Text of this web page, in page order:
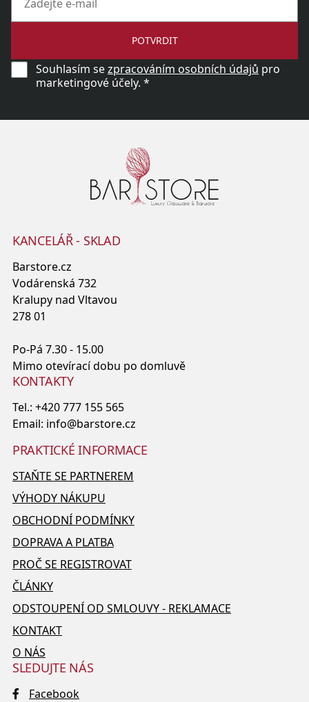
POTVRDIT
Souhlasím sezpracováním osobních údajů pro
marketingové účely. *
KANCELÁŘ - SKLAD
Barstore.cz
Vodárenská 732
Kralupy nad Vltavou
278 01
Po-Pá 7.30 - 15.00
Mimo otevírací dobu po domluvě
KONTAKTY
Tel.: +420 777 155 565
Email: info@barstore.cz
PRAKTICKÉ INFORMACE
STAŇTE SE PARTNEREM
VÝHODY NÁKUPU
OBCHODNÍ PODMÍNKY
DOPRAVA A PLATBA
PROČ SE REGISTROVAT
ČLÁNKY
ODSTOUPENÍ OD SMLOUVY - REKLAMACE
KONTAKT
O NÁS
SLEDUJTE NÁS
Facebook